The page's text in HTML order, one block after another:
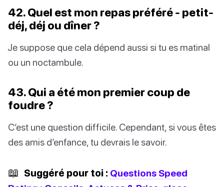
42. Quel est mon repas préféré - petit-
déj, déj ou dîner ?
Je suppose que cela dépend aussi si tu es matinal
ou un noctambule.
43. Qui a été mon premier coup de
foudre ?
C’est une question difficile. Cependant, si vous êtes
des amis d’enfance, tu devrais le savoir.
📖 Suggéré pour toi : Questions Speed